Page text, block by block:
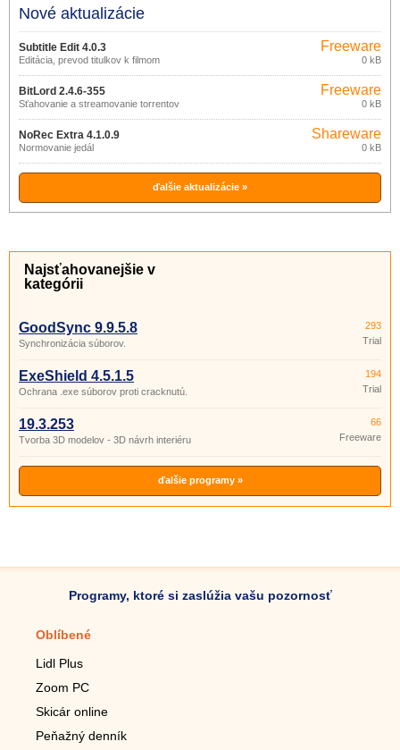
Nové aktualizácie
Subtitle Edit 4.0.3
Editácia, prevod titulkov k filmom
Freeware
0 kB
BitLord 2.4.6-355
Sťahovanie a streamovanie torrentov
Freeware
0 kB
NoRec Extra 4.1.0.9
Normovanie jedál
Shareware
0 kB
ďalšie aktualizácie »
Najsťahovanejšie v
kategórii
GoodSync 9.9.5.8
Synchronizácia súborov.
293
Trial
ExeShield 4.5.1.5
Ochrana .exe súborov proti cracknutú.
194
Trial
19.3.253
Tvorba 3D modelov - 3D návrh interiéru
66
Freeware
ďalšie programy »
Programy, ktoré si zaslúžia vašu pozornosť
Oblíbené
Lidl Plus
Zoom PC
Skicár online
Peňažný denník